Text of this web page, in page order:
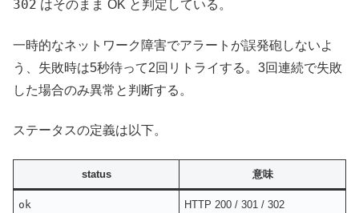
302 はそのまま OK と判定している。
一時的なネットワーク障害でアラートが誤発砲しないよ
う、失敗時は5秒待って2回リトライする。3回連続で失敗
した場合のみ異常と判断する。
ステータスの定義は以下。
status 意味
ok HTTP 200 / 301 / 302